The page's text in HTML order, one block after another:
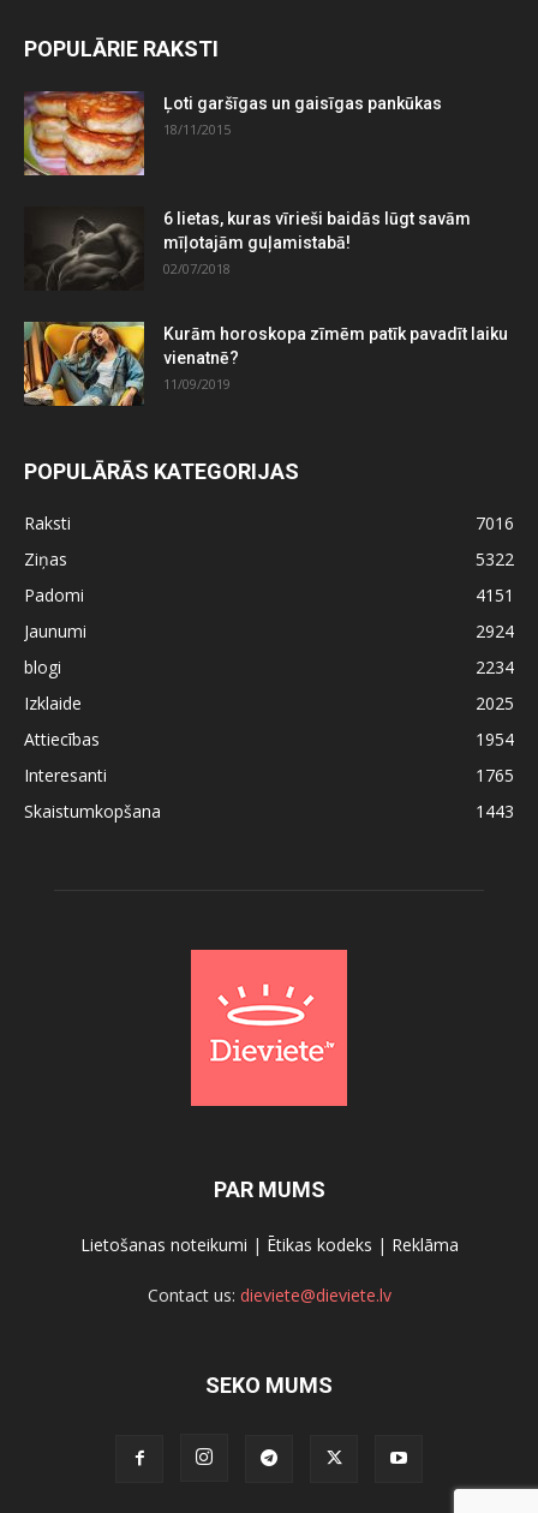
POPULĀRIE RAKSTI
Ļoti garšīgas un gaisīgas pankūkas
18/11/2015
6 lietas, kuras vīrieši baidās lūgt savām
mīļotajām guļamistabā!
02/07/2018
Kurām horoskopa zīmēm patīk pavadīt laiku
vienatnē?
11/09/2019
POPULĀRĀS KATEGORIJAS
Raksti
7016
Ziņas
5322
Padomi
4151
Jaunumi
2924
blogi
2234
Izklaide
2025
Attiecības
1954
Interesanti
1765
Skaistumkopšana
1443
PAR MUMS
Lietošanas noteikumi | Ētikas kodeks | Reklāma
Contact us: dieviete@dieviete.lv
SEKO MUMS